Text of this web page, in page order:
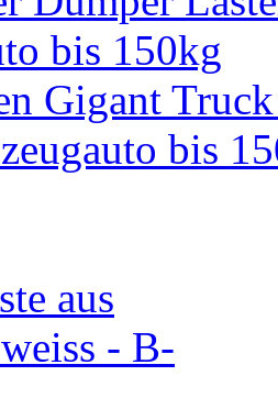
Gigant
bis